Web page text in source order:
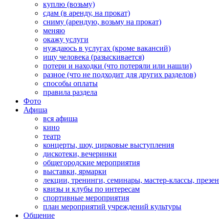
куплю (возьму)
сдам (в аренду, на прокат)
сниму (арендую, возьму на прокат)
меняю
окажу услуги
нуждаюсь в услугах (кроме вакансий)
ищу человека (разыскивается)
потери и находки (что потеряли или нашли)
разное (что не подходит для других разделов)
способы оплаты
правила раздела
Фото
Афиша
вся афиша
кино
театр
концерты, шоу, цирковые выступления
дискотеки, вечеринки
общегородские мероприятия
выставки, ярмарки
лекции, тренинги, семинары, мастер-классы,
квизы и клубы по интересам
спортивные мероприятия
план мероприятий учреждений культуры
Общение